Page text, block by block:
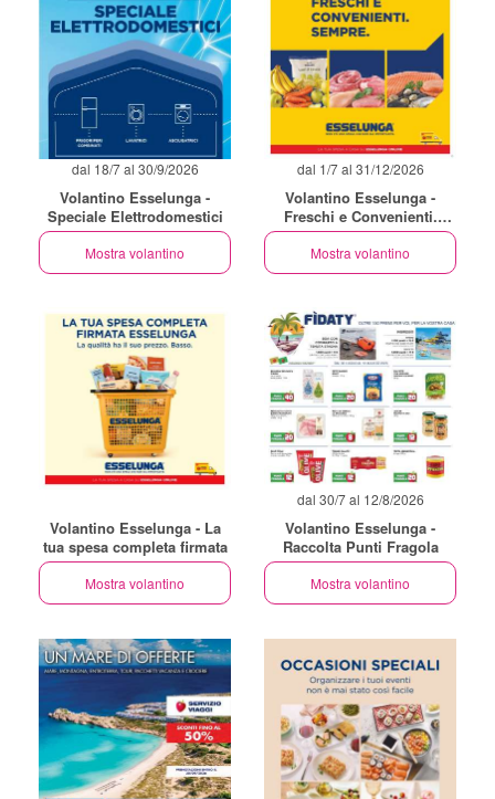
dal 18/7 al 30/9/2026
Volantino Esselunga -
Speciale Elettrodomestici
Mostra volantino
dal 1/7 al 31/12/2026
Volantino Esselunga -
Freschi e Convenienti.
Sempre
Mostra volantino
Volantino Esselunga - La
tua spesa completa firmata
Mostra volantino
dal 30/7 al 12/8/2026
Volantino Esselunga -
Raccolta Punti Fragola
Mostra volantino